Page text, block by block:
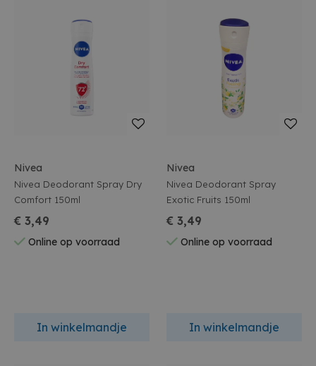
Nivea
Nivea Deodorant Spray Dry
Comfort 150ml
€ 3,49
Online op voorraad
In winkelmandje
Nivea
Nivea Deodorant Spray
Exotic Fruits 150ml
€ 3,49
Online op voorraad
In winkelmandje